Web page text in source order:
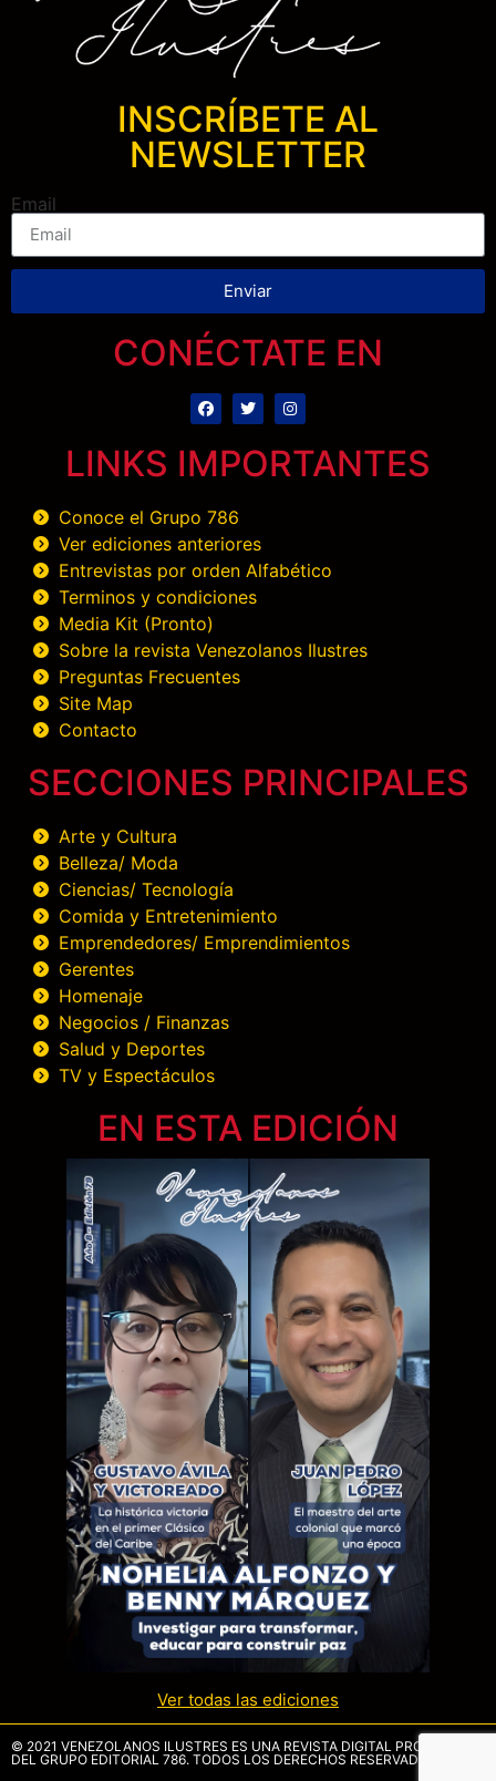
INSCRÍBETE AL
NEWSLETTER
Email
Enviar
CONÉCTATE EN
LINKS IMPORTANTES
Conoce el Grupo 786
Ver ediciones anteriores
Entrevistas por orden Alfabético
Terminos y condiciones
Media Kit (Pronto)
Sobre la revista Venezolanos Ilustres
Preguntas Frecuentes
Site Map
Contacto
SECCIONES PRINCIPALES
Arte y Cultura
Belleza/ Moda
Ciencias/ Tecnología
Comida y Entretenimiento
Emprendedores/ Emprendimientos
Gerentes
Homenaje
Negocios / Finanzas
Salud y Deportes
TV y Espectáculos
EN ESTA EDICIÓN
Ver todas las ediciones
© 2021 VENEZOLANOS ILUSTRES ES UNA REVISTA DIGITAL PROPIEDAD
DEL GRUPO EDITORIAL 786. TODOS LOS DERECHOS RESERVADOS.